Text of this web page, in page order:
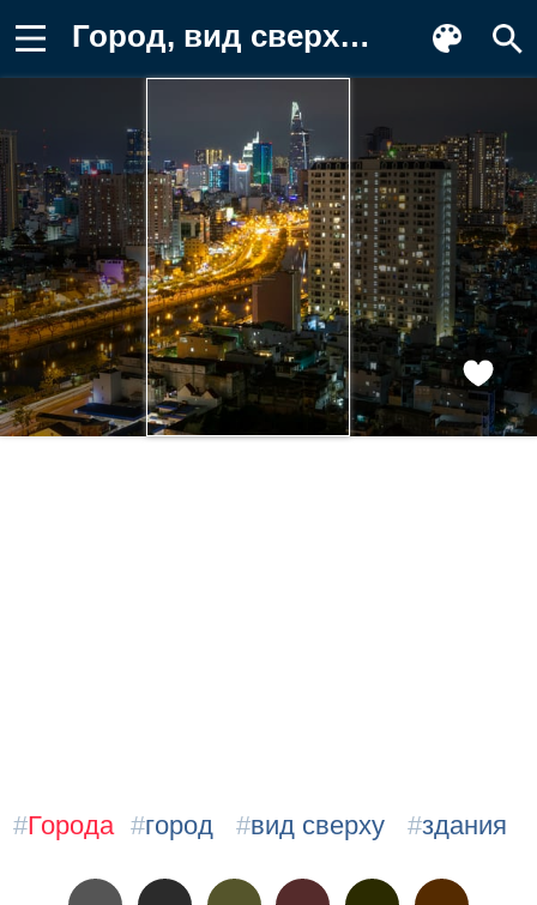
Город, вид сверху, здания Фон для телефона
#Города #город #вид сверху #здания